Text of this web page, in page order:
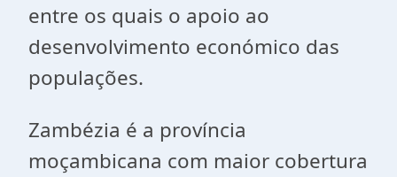
entre os quais o apoio ao
desenvolvimento económico das
populações.
Zambézia é a província
moçambicana com maior cobertura